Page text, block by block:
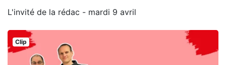
L'invité de la rédac - mardi 9 avril
Clip